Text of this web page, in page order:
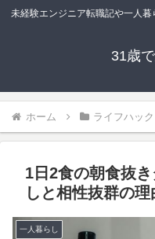
未経験エンジニア転職記や一人
31歳
ホーム ライフハック
1日2食の朝食抜
しと相性抜群の理
一人暮らし